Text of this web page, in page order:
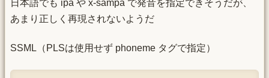
日本語でも ipa や x-sampa で発音を指定できそうだが、
あまり正しく再現されないようだ
SSML（PLSは使用せず phoneme タグで指定）